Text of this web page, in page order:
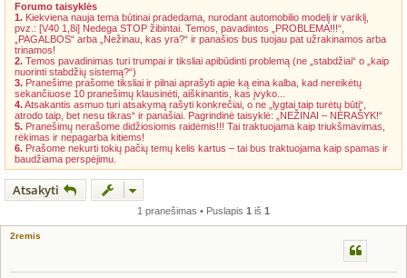
Forumo taisyklės
1. Kiekviena nauja tema būtinai pradedama, nurodant automobilio modelį ir variklį,
pvz.: [V40 1,8i] Nedega STOP žibintai. Temos, pavadintos „PROBLEMA!!!“,
„PAGALBOS“ arba „Nežinau, kas yra?“ ir panašios bus tuojau pat užrakinamos arba
trinamos!
2. Temos pavadinimas turi trumpai ir tiksliai apibūdinti problemą (ne „stabdžiai“ o „kaip
nuorinti stabdžių sistemą?“)
3. Pranešime prašome tiksliai ir pilnai aprašyti apie ką eina kalba, kad nereikėtų
sekančiuose 10 pranešimų klausinėti, aiškinantis, kas įvyko...
4.Atsakantis asmuo turi atsakymą rašyti konkrečiai, o ne „lygtai taip turėtų būti“,
atrodo taip, bet nesu tikras“ ir panašiai. Pagrindinė taisyklė: „NEŽINAI – NERAŠYK!“
5. Pranešimų nerašome didžiosiomis raidėmis!!! Tai traktuojama kaip triukšmavimas,
rėkimas ir nepagarba kitiems!
6. Prašome nekurti tokių pačių temų kelis kartus – tai bus traktuojama kaip spamas ir
baudžiama perspėjimu.
Atsakyti
1 pranešimas • Puslapis 1 iš 1
2remis